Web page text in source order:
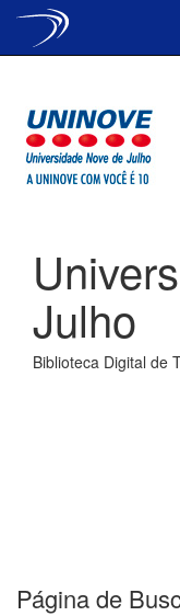
Julho
Biblioteca Digital de
Página de